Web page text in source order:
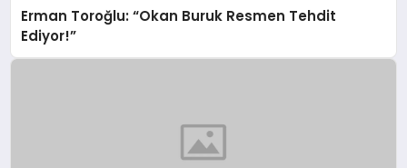
Erman Toroğlu: “Okan Buruk Resmen Tehdit
Ediyor!”